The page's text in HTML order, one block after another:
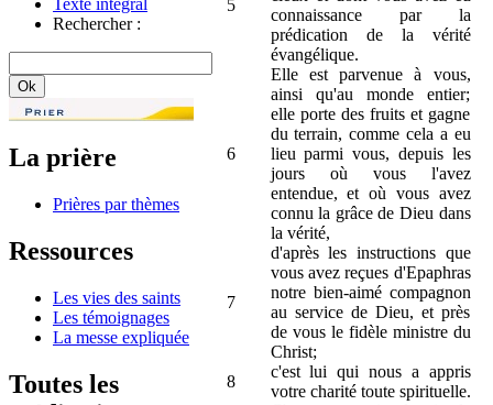
Texte intégral
Rechercher :
La prière
Prières par thèmes
Ressources
Les vies des saints
Les témoignages
La messe expliquée
Toutes les
5
connaissance par la
prédication de la vérité
évangélique.
6
Elle est parvenue à vous,
ainsi qu'au monde entier;
elle porte des fruits et gagne
du terrain, comme cela a eu
lieu parmi vous, depuis les
jours où vous l'avez
entendue, et où vous avez
connu la grâce de Dieu dans
la vérité,
7
d'après les instructions que
vous avez reçues d'Epaphras
notre bien-aimé compagnon
au service de Dieu, et près
de vous le fidèle ministre du
Christ;
8
c'est lui qui nous a appris
votre charité toute spirituelle.